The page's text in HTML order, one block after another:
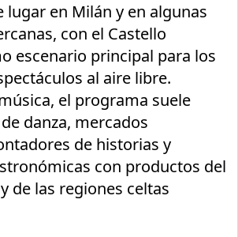
lugar en Milán y en algunas
con el Castello
escenario principal para los
al aire libre.
el programa suele
danza, mercados
de historias y
con productos del
de las regiones celtas